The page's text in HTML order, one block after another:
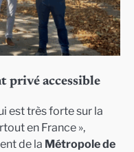
privé accessible
est très forte sur la
en France »,
de la Métropole de